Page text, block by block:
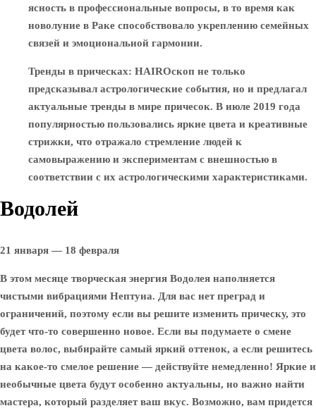
ясность в профессиональные вопросы, в то время как
новолуние в Раке способствовало укреплению семейных
связей и эмоциональной гармонии.
Тренды в прическах: HAIROскоп не только
предсказывал астрологические события, но и предлагал
актуальные тренды в мире причесок. В июле 2019 года
популярностью пользовались яркие цвета и креативные
стрижки, что отражало стремление людей к
самовыражению и экспериментам с внешностью в
соответствии с их астрологическими характеристиками.
Водолей
21 января — 18 февраля
В этом месяце творческая энергия Водолея наполняется
чистыми вибрациями Нептуна. Для вас нет преград и
ограничений, поэтому если вы решите изменить прическу, это
будет что-то совершенно новое. Если вы подумаете о смене
цвета волос, выбирайте самый яркий оттенок, а если решитесь
на какое-то смелое решение — действуйте немедленно! Яркие и
необычные цвета будут особенно актуальны, но важно найти
мастера, который разделяет ваш вкус. Возможно, вам придется